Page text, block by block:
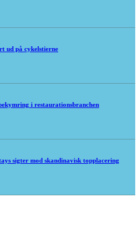
ud på cykelstierne
i restaurationsbranchen
sigter mod skandinavisk topplacering